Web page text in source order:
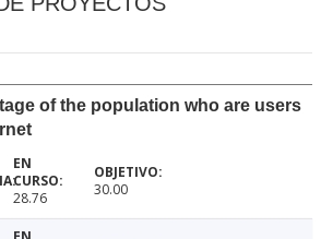
of the population who are users
28.76 30.00